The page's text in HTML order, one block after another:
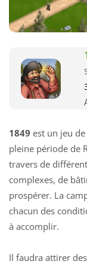
1849 est un jeu
pleine période de
travers de
complexes, de
prospérer. La
chacun des
à accomplir.
Il faudra attirer